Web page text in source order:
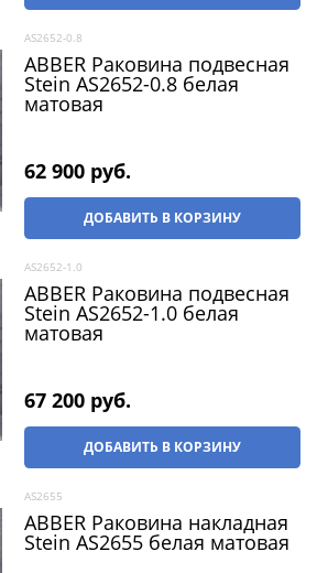
AS2652-0.8
ABBER Раковина подвесная
Stein AS2652-0.8 белая
матовая
62 900 руб.
ДОБАВИТЬ В КОРЗИНУ
AS2652-1.0
ABBER Раковина подвесная
Stein AS2652-1.0 белая
матовая
67 200 руб.
ДОБАВИТЬ В КОРЗИНУ
AS2655
ABBER Раковина накладная
Stein AS2655 белая матовая